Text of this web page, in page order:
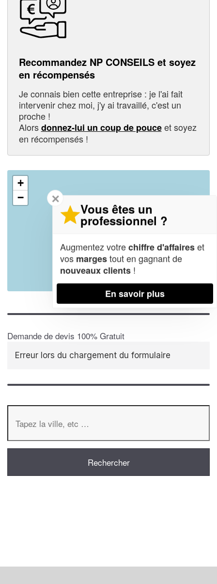
Recommandez NP CONSEILS et soyez
en récompensés
Je connais bien cette entreprise : je l'ai fait
intervenir chez moi, j'y ai travaillé, c'est un
proche !
Alorsdonnez-lui un coup de pouceet soyez
en récompensés !
+
−
Demande de devis 100% Gratuit
Erreur lors du chargement du formulaire
✕
Vous êtes un
professionnel ?
Augmentez votrechiffre d'affaireset
vos margestout en gagnant de
nouveaux clients !
En savoir plus